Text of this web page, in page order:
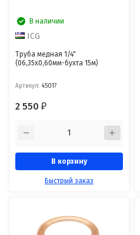
В наличии
ICG
Труба медная 1/4"
(06,35х0,60мм-бухта 15м)
Артикул: 45017
2 550₽
В корзину
Быстрый заказ